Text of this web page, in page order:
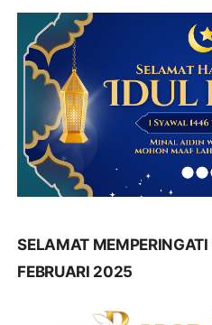
SELAMAT
FEBRUARI 2025